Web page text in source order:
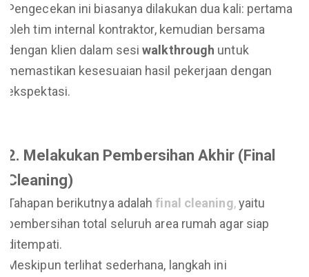
Pengecekan ini biasanya dilakukan dua kali: pertama
oleh tim internal kontraktor, kemudian bersama
dengan klien dalam sesiwalkthrough untuk
memastikan kesesuaian hasil pekerjaan dengan
ekspektasi.
2. Melakukan Pembersihan Akhir (Final
Cleaning)
Tahapan berikutnya adalahfinal cleaning,yaitu
pembersihan total seluruh area rumah agar siap
ditempati.
Meskipun terlihat sederhana, langkah ini